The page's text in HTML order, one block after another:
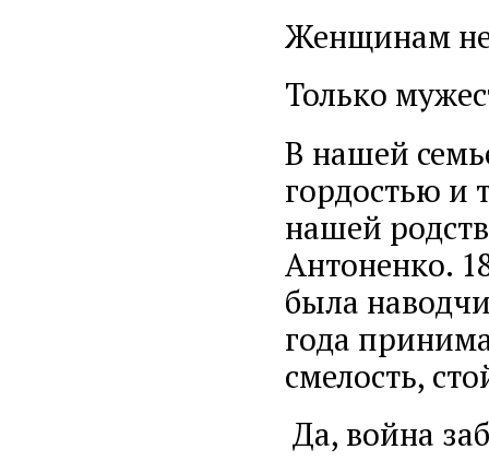
Женщинам не
Только
В нашей
гордостью и
нашей
Антоненко.
была
года
смелость,
Да, война